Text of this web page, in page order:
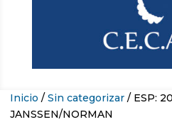
Inicio / Sin categorizar / ESP:
JANSSEN/NORMAN